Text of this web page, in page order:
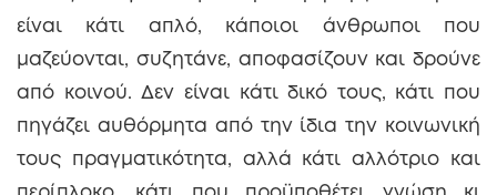
είναι κάτι απλό, κάποιοι άνθρωποι που
μαζεύονται, συζητάνε, αποφασίζουν και δρούνε
από κοινού. Δεν είναι κάτι δικό τους, κάτι που
πηγάζει αυθόρμητα από την ίδια την κοινωνική
τους πραγματικότητα, αλλά κάτι αλλότριο και